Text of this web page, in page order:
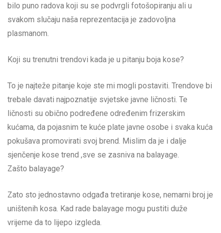
bilo puno radova koji su se podvrgli fotošopiranju ali u
svakom slučaju naša reprezentacija je zadovoljna
plasmanom.
Koji su trenutni trendovi kada je u pitanju boja kose?
To je najteže pitanje koje ste mi mogli postaviti. Trendove bi
trebale davati najpoznatije svjetske javne ličnosti. Te
ličnosti su obično podređene određenim frizerskim
kućama, da pojasnim te kuće plate javne osobe i svaka kuća
pokušava promovirati svoj brend. Mislim da je i dalje
sjenčenje kose trend ,sve se zasniva na balayage.
Zašto balayage?
Zato sto jednostavno odgađa tretiranje kose, nemarni broj je
uništenih kosa. Kad rade balayage mogu pustiti duže
vrijeme da to lijepo izgleda.